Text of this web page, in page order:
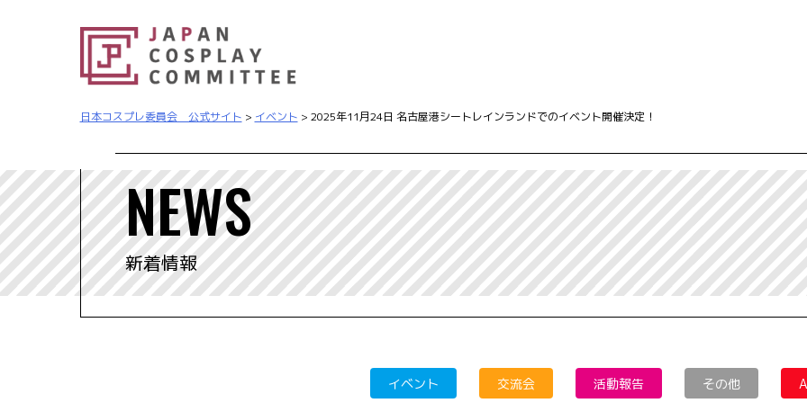
日本コスプレ委員会 公式サイト > イベント > 2025年11月24日 名古屋港シートレインランドでのイベント開催決定！
NEWS
新着情報
イベント 交流会 活動報告 その他